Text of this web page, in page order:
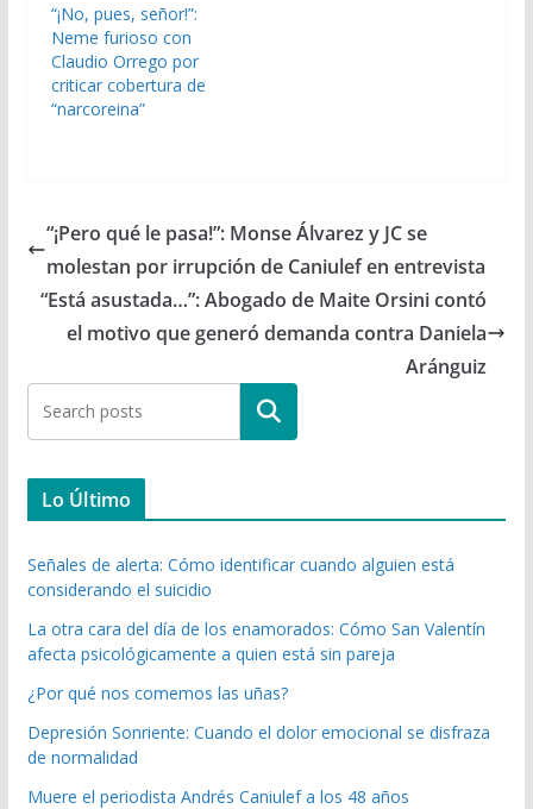
“¡No, pues, señor!”:
Neme furioso con
Claudio Orrego por
criticar cobertura de
“narcoreina”
“¡Pero qué le pasa!”: Monse Álvarez y JC se
molestan por irrupción de Caniulef en entrevista
“Está asustada…”: Abogado de Maite Orsini contó
el motivo que generó demanda contra Daniela
Aránguiz
Buscar
Lo Último
Señales de alerta: Cómo identificar cuando alguien está
considerando el suicidio
La otra cara del día de los enamorados: Cómo San Valentín
afecta psicológicamente a quien está sin pareja
¿Por qué nos comemos las uñas?
Depresión Sonriente: Cuando el dolor emocional se disfraza
de normalidad
Muere el periodista Andrés Caniulef a los 48 años